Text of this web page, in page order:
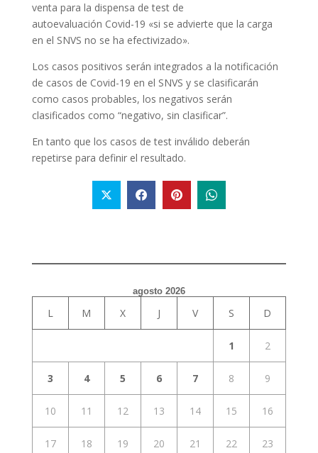
venta para la dispensa de test de
autoevaluación Covid-19 «si se advierte que la carga
en el SNVS no se ha efectivizado».
Los casos positivos serán integrados a la notificación
de casos de Covid-19 en el SNVS y se clasificarán
como casos probables, los negativos serán
clasificados como “negativo, sin clasificar”.
En tanto que los casos de test inválido deberán
repetirse para definir el resultado.
agosto 2026
L M X J V S D
1 2
3 4 5 6 7 8 9
10 11 12 13 14 15 16
17 18 19 20 21 22 23